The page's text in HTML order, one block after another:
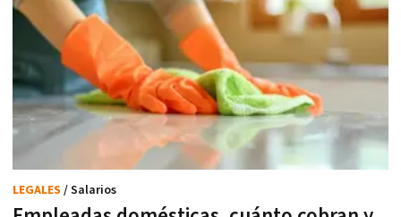
LEGALES / Salarios